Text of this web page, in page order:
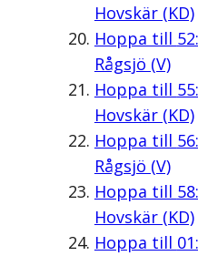
Hovskär (KD)
Hoppa till
Rågsjö (V)
Hoppa till
Hovskär (KD)
Hoppa till
Rågsjö (V)
Hoppa till
Hovskär (KD)
Hoppa till